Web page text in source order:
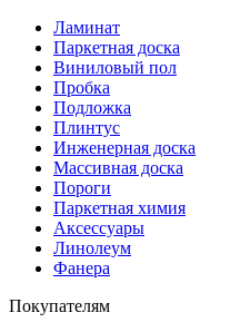
Ламинат
Паркетная доска
Виниловый пол
Пробка
Подложка
Плинтус
Инженерная доска
Массивная доска
Пороги
Паркетная химия
Аксессуары
Линолеум
Фанера
Покупателям